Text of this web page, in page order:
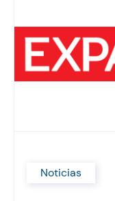
Noticias